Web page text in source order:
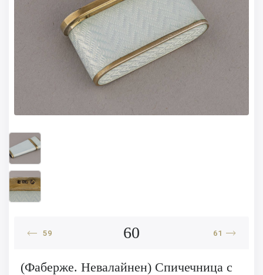
59 60 61
(Фаберже. Невалайнен) Спичечница с